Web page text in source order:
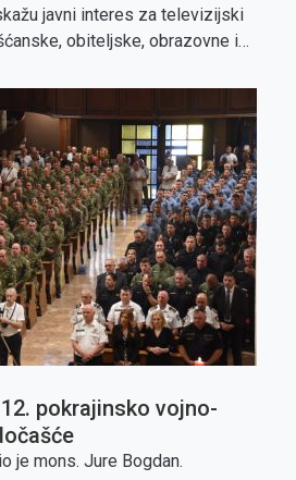
javni interes za televizijski
obiteljske, obrazovne i
pokrajinsko vojno-
je mons. Jure Bogdan.